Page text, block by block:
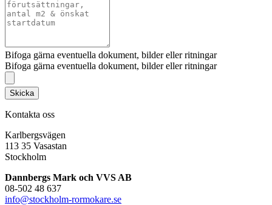
Bifoga gärna eventuella dokument, bilder eller ritningar
Bifoga gärna eventuella dokument, bilder eller ritningar
Skicka
Kontakta oss
Karlbergsvägen
113 35 Vasastan
Stockholm
Dannbergs Mark och VVS AB
08-502 48 637
info@stockholm-rormokare.se